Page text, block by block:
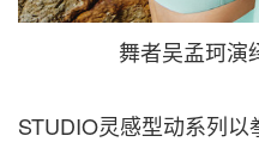
舞者吴孟珂演
STUDIO灵感型动系列